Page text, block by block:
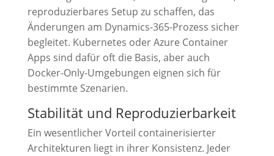
reproduzierbares Setup zu schaffen, das
Änderungen am Dynamics-365-Prozess sicher
begleitet. Kubernetes oder Azure Container
Apps sind dafür oft die Basis, aber auch
Docker-Only-Umgebungen eignen sich für
bestimmte Szenarien.
Stabilität und Reproduzierbarkeit
Ein wesentlicher Vorteil containerisierter
Architekturen liegt in ihrer Konsistenz. Jeder